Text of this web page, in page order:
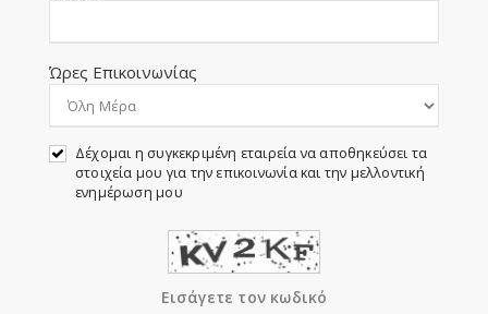
Ώρες Επικοινωνίας
Δέχομαι η συγκεκριμένη εταιρεία να αποθηκεύσει τα
στοιχεία μου για την επικοινωνία και την μελλοντική
ενημέρωση μου
Εισάγετε τον κωδικό